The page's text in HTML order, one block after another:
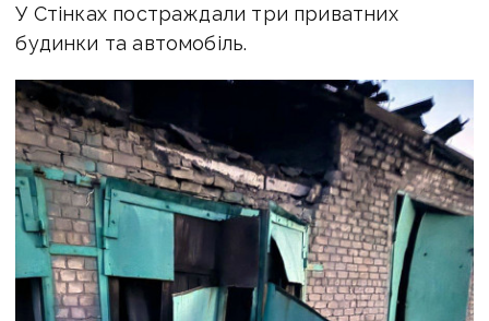
У Стінках постраждали три приватних
будинки та автомобіль.